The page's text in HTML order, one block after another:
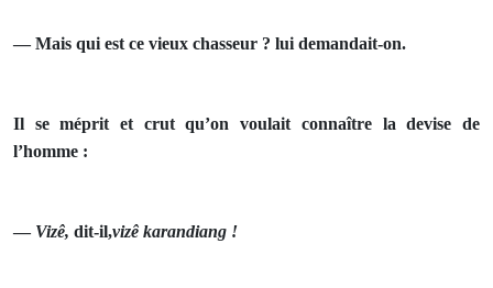
— Mais qui est ce vieux chasseur ? lui demandait-on.
Il se méprit et crut qu’on voulait connaître la devise de
l’homme :
— Vizê, dit-il,vizê karandiang !